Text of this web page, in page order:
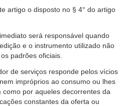
artigo o disposto no § 4° do artigo
será responsável quando
e o instrumento utilizado não
padrões oficiais.
de serviços responde pelos vícios
impróprios ao consumo ou lhes
como por aqueles decorrentes da
constantes da oferta ou